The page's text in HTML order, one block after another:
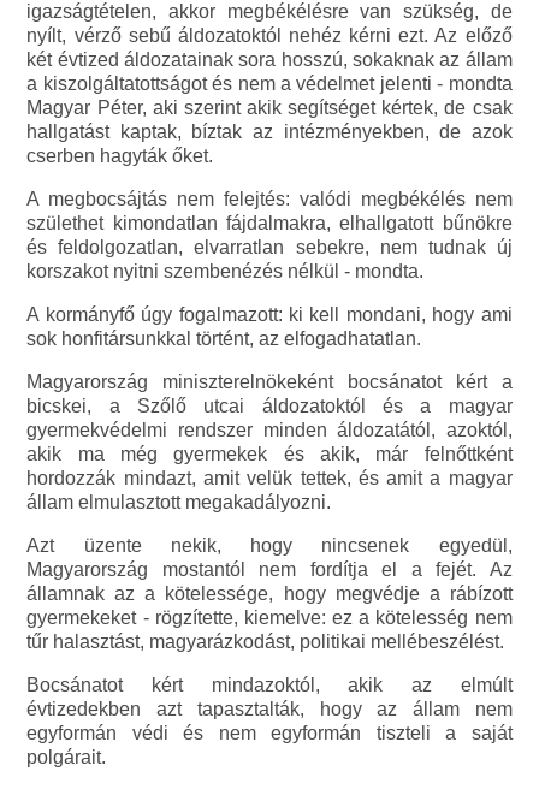
igazságtételen, akkor megbékélésre van szükség, de
nyílt, vérző sebű áldozatoktól nehéz kérni ezt. Az előző
két évtized áldozatainak sora hosszú, sokaknak az állam
a kiszolgáltatottságot és nem a védelmet jelenti - mondta
Magyar Péter, aki szerint akik segítséget kértek, de csak
hallgatást kaptak, bíztak az intézményekben, de azok
cserben hagyták őket.
A megbocsájtás nem felejtés: valódi megbékélés nem
születhet kimondatlan fájdalmakra, elhallgatott bűnökre
és feldolgozatlan, elvarratlan sebekre, nem tudnak új
korszakot nyitni szembenézés nélkül - mondta.
A kormányfő úgy fogalmazott: ki kell mondani, hogy ami
sok honfitársunkkal történt, az elfogadhatatlan.
Magyarország miniszterelnökeként bocsánatot kért a
bicskei, a Szőlő utcai áldozatoktól és a magyar
gyermekvédelmi rendszer minden áldozatától, azoktól,
akik ma még gyermekek és akik, már felnőttként
hordozzák mindazt, amit velük tettek, és amit a magyar
állam elmulasztott megakadályozni.
Azt üzente nekik, hogy nincsenek egyedül,
Magyarország mostantól nem fordítja el a fejét. Az
államnak az a kötelessége, hogy megvédje a rábízott
gyermekeket - rögzítette, kiemelve: ez a kötelesség nem
tűr halasztást, magyarázkodást, politikai mellébeszélést.
Bocsánatot kért mindazoktól, akik az elmúlt
évtizedekben azt tapasztalták, hogy az állam nem
egyformán védi és nem egyformán tiszteli a saját
polgárait.